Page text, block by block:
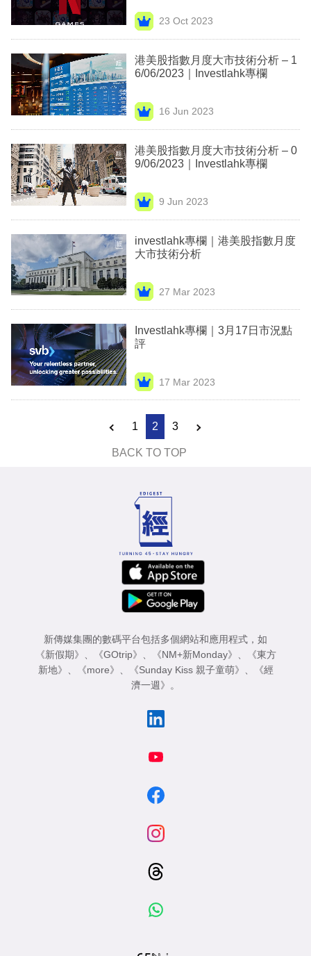
閱
區
23 Oct 2023
港美股指數月度大市技術分析 – 1
6/06/2023｜Investlahk專欄
16 Jun 2023
港美股指數月度大市技術分析 – 0
9/06/2023｜Investlahk專欄
9 Jun 2023
investlahk專欄｜港美股指數月度
大市技術分析
27 Mar 2023
Investlahk專欄｜3月17日市況點
評
17 Mar 2023
1 2 3
BACK TO TOP
新傳媒集團的數碼平台包括多個網站和應用程式，如
《新假期》 、 《GOtrip》 、 《NM+新Monday》 、
《東方
新地》 、 《more》 、 《Sunday Kiss 親子童萌》 、
《經
濟一週》 。